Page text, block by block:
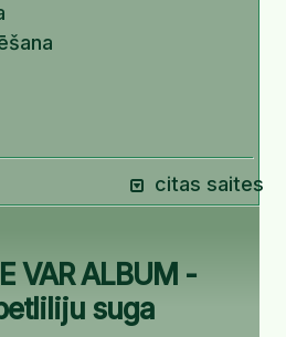
citas saites
VAR ALBUM -
suga